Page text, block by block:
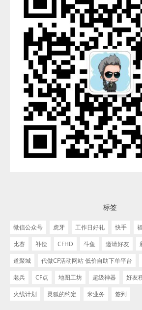
标签
微信公众号 虎牙 工作日好礼 快手
比赛
补偿 CFHD 斗鱼 邀请好友
道聚城
代做CF活动网站 低价自助下单平台
老兵
CF点 地图工坊 超级神器 好友
火线计划
灵狐的约定 米业务 签到